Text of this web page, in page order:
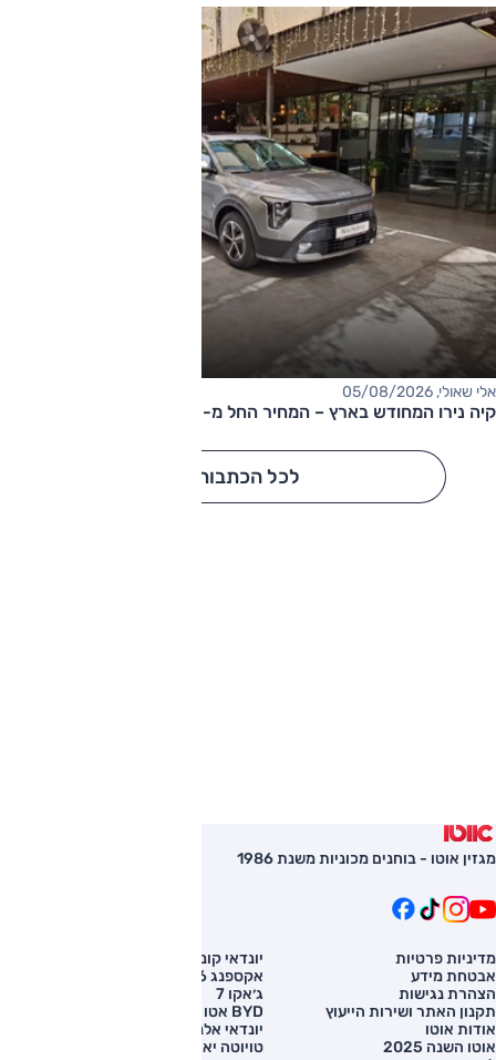
אלי שאולי, 05/08/2026
קיה נירו המחודש בארץ – המחיר החל מ-177,000 שקלים
לכל הכתבות
מגזין אוטו - בוחנים מכוניות משנת 1986
מדיניות פרטיות
אבטחת מידע
הצהרת נגישות
תקנון האתר ושירות הייעוץ
אודות אוטו
אוטו השנה 2025
יונדאי קונה
אקספנג G6
ג׳אקו 7
BYD אטו 3
יונדאי אלנטרה
טויוטה יאריס קרוס